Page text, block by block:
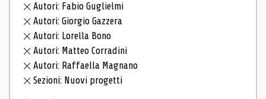
Autori: Fabio Guglielmi
Autori: Giorgio Gazzera
Autori: Lorella Bono
Autori: Matteo Corradini
Autori: Raffaella Magnano
Sezioni: Nuovi progetti